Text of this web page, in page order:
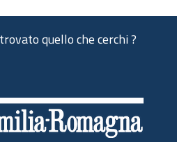
quello che cerchi ?